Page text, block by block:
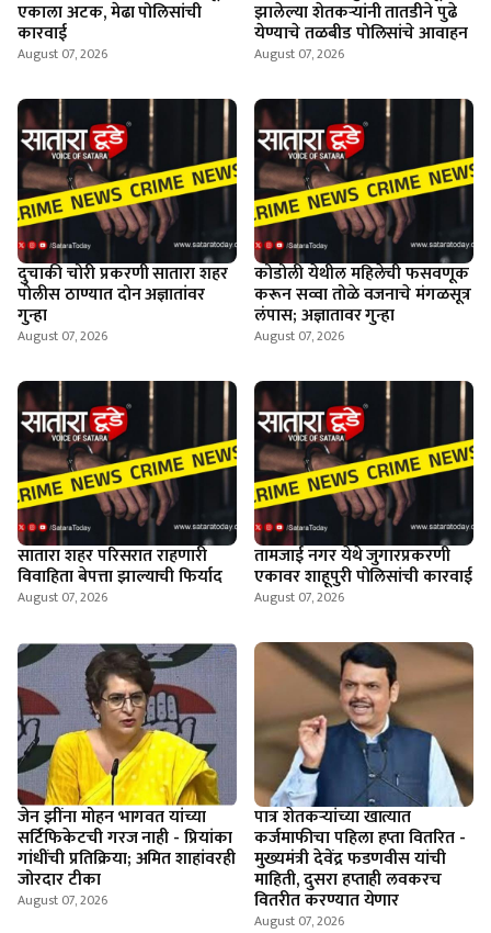
एकाला अटक, मेढा पोलिसांची
कारवाई
August 07, 2026
झालेल्या शेतकर्‍यांनी तातडीने पुढे
येण्याचे तळबीड पोलिसांचे आवाहन
August 07, 2026
दुचाकी चोरी प्रकरणी सातारा शहर
पोलीस ठाण्यात दोन अज्ञातांवर
गुन्हा
August 07, 2026
कोडोली येथील महिलेची फसवणूक
करून सव्वा तोळे वजनाचे मंगळसूत्र
लंपास; अज्ञातावर गुन्हा
August 07, 2026
सातारा शहर परिसरात राहणारी
विवाहिता बेपत्ता झाल्याची फिर्याद
August 07, 2026
तामजाई नगर येथे जुगारप्रकरणी
एकावर शाहूपुरी पोलिसांची कारवाई
August 07, 2026
जेन झींना मोहन भागवत यांच्या
सर्टिफिकेटची गरज नाही - प्रियांका
गांधींची प्रतिक्रिया; अमित शाहांवरही
जोरदार टीका
August 07, 2026
पात्र शेतकऱ्यांच्या खात्यात
कर्जमाफीचा पहिला हप्ता वितरित -
मुख्यमंत्री देवेंद्र फडणवीस यांची
माहिती, दुसरा हप्ताही लवकरच
वितरीत करण्यात येणार
August 07, 2026